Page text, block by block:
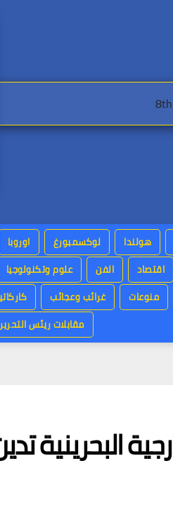
هولندا لوكسمبورغ اوروبا
اقتصاد الفن علوم وتكنولوجيا
منوعات غرائب وعجائب
مقابلات ريئس التحرير
البحرينية